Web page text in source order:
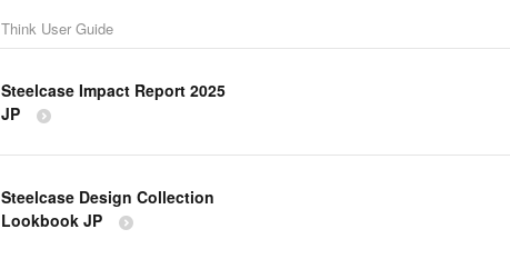
Think User Guide
Steelcase Impact Report 2025
JP
Steelcase Design Collection
Lookbook JP